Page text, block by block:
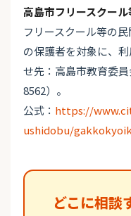
高島市フリースクー
フリースクール等の
の保護者を対象に、
せ先：高島市教育委
8562）。
公式： https://
ushidobu/
どこに相談